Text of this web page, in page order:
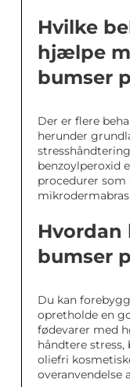
Hvilke
hjælpe
bumser
Der er flere
herunder
benzoylperoxid
procedurer som
Hvordan
bumser
Du kan
opretholde en
fødevarer med
håndtere
oliefri
overanvendelse